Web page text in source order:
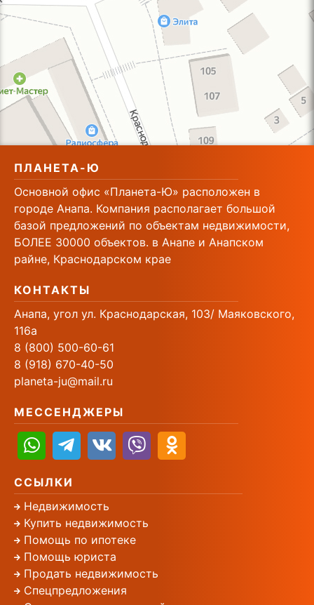
ПЛАНЕТА-Ю
Основной офис «Планета-Ю» расположен в
городе Анапа. Компания располагает большой
базой предложений по объектам недвижимости,
БОЛЕЕ 30000 объектов. в Анапе и Анапском
райне, Краснодарском крае
КОНТАКТЫ
Анапа, угол ул. Краснодарская, 103/ Маяковского,
116а
8 (800) 500-60-61
8 (918) 670-40-50
planeta-ju@mail.ru
МЕССЕНДЖЕРЫ
ССЫЛКИ
Недвижимость
Купить недвижимость
Помощь по ипотеке
Помощь юриста
Продать недвижимость
Спецпредложения